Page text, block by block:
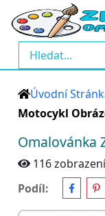
Úvodní
Motocykl
Omalovánka
116 zobrazení
Podíl: